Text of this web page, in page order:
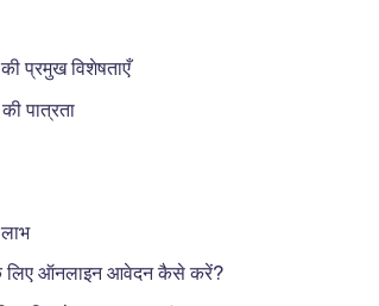
प्रमुख विशेषताएँ
पात्रता
लाभ
के लिए ऑनलाइन आवेदन कैसे करें?